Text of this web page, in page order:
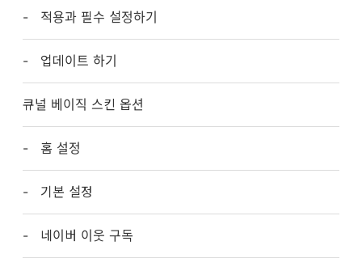
적용과 필수 설정하기
업데이트 하기
큐널 베이직 스킨 옵션
홈 설정
기본 설정
네이버 이웃 구독